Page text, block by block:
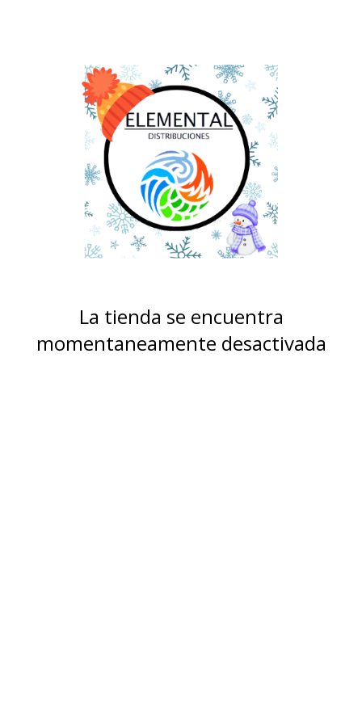
La tienda se encuentra
momentaneamente desactivada